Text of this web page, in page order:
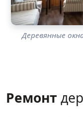
Деревянные
Ремонт